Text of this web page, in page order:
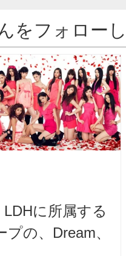
をフォロー
LDHに所属する
の、Dream、